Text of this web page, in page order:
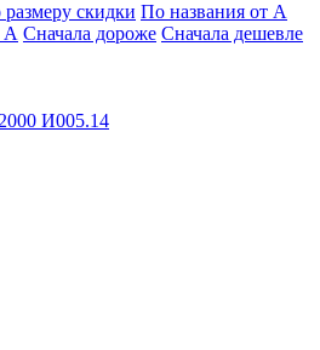
скидки По названия от А
А Сначала дороже Сначала дешевле
И005.14